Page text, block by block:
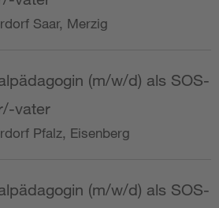
Saar, Merzig
(m/w/d) als SOS-
vater
Pfalz, Eisenberg
(m/w/d) als SOS-